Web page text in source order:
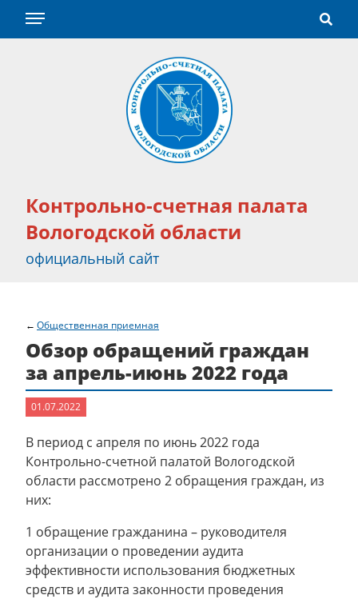
Контрольно-счетная палата
Вологодской области
официальный сайт
Общественная приемная
Обзор обращений граждан
за апрель-июнь 2022 года
01.07.2022
В период с апреля по июнь 2022 года
Контрольно-счетной палатой Вологодской
области рассмотрено 2 обращения граждан, из
них:
1 обращение гражданина – руководителя
организации о проведении аудита
эффективности использования бюджетных
средств и аудита законности проведения